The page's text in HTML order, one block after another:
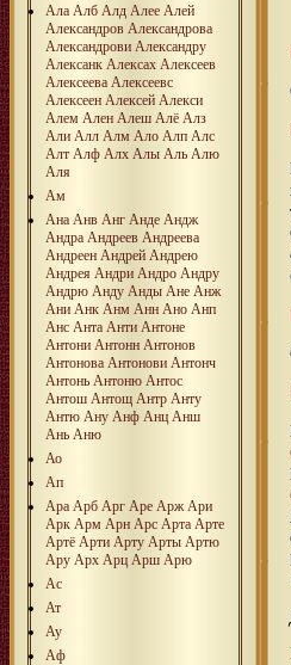
Ала Алб Алд Алее Алей
Александров Александрова
Александрови Александру
Алексанк Алексах Алексеев
Алексеева Алексеевс
Алексеен Алексей Алекси
Алем Ален Алеш Алё Алз
Али Алл Алм Ало Алп Алс
Алт Алф Алх Алы Аль Алю
Аля
Ам
Ана Анв Анг Анде Андж
Андра Андреев Андреева
Андреен Андрей Андрею
Андрея Андри Андро Андру
Андрю Анду Анды Ане Анж
Ани Анк Анм Анн Ано Анп
Анс Анта Анти Антоне
Антони Антонн Антонов
Антонова Антонови Антонч
Антонь Антоню Антос
Антош Антощ Антр Анту
Антю Ану Анф Анц Анш
Ань Аню
Ао
Ап
Ара Арб Арг Аре Арж Ари
Арк Арм Арн Арс Арта Арте
Артё Арти Арту Арты Артю
Ару Арх Арц Арш Арю
Ас
Ат
Ау
Аф